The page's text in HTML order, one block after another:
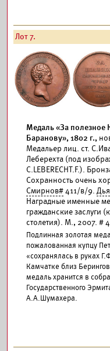
Лот 7.
Медаль «За полезное
Баранову», 1802 г.,
Медальер лиц. ст.
Леберехта (под
C.LEBERECHT.F.).
Сохранность очень
Смирнов#411/в/9.
Наградные именные
гражданские заслуги
столетия). М., 2007. #
Подлинная золотая
пожалованная купцу
«сохранялась в руках
Камчатке близ
медаль хранится в
Государственного
А.А.Шумахера.